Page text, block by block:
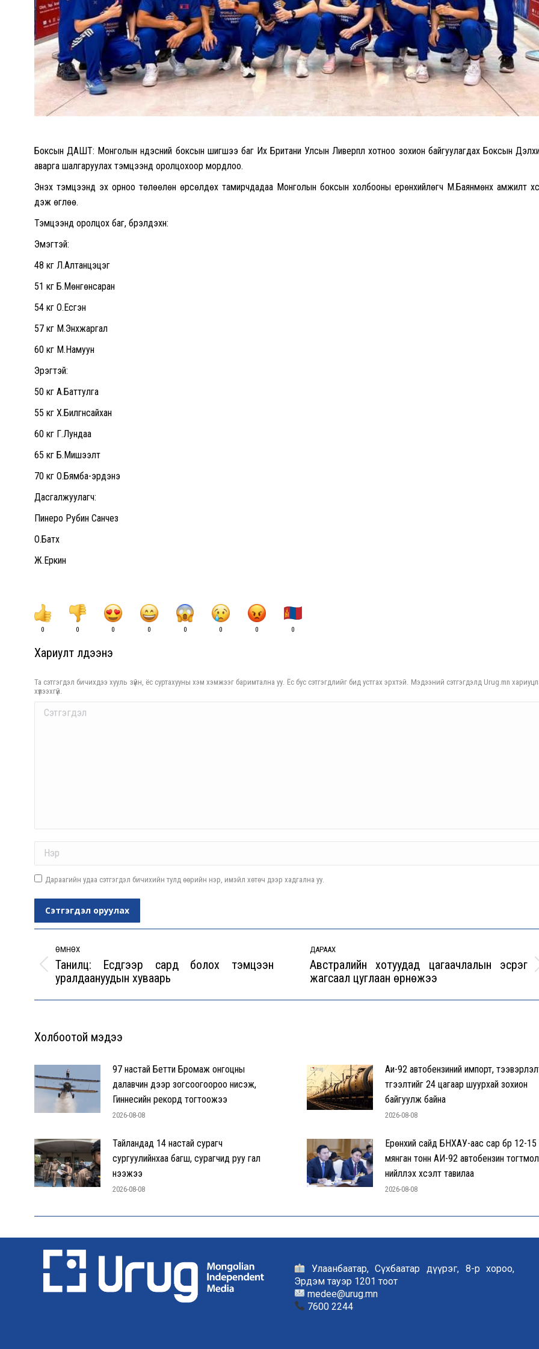
Боксын ДАШТ: Монголын үндэсний боксын шигшээ баг Их Британи Улсын Ливерпүүл хотноо зохион байгуулагдах Боксын
аварга шалгаруулах тэмцээнд оролцохоор мордлоо.
Энэхүү тэмцээнд эх орноо төлөөлөн өрсөлдөх тамирчдадаа Монголын боксын холбооны ерөнхийлөгч М.Баянмөнх амжилт
үдэж өглөө.
Тэмцээнд оролцох баг, бүрэлдэхүүн:
Эмэгтэй:
48 кг Л.Алтанцэцэг
51 кг Б.Мөнгөнсаран
54 кг О.Есүгэн
57 кг М.Энхжаргал
60 кг М.Намуун
Эрэгтэй:
50 кг А.Баттулга
55 кг Х.Билгүүнсайхан
60 кг Г.Лундаа
65 кг Б.Мишээлт
70 кг О.Бямба-эрдэнэ
Дасгалжуулагч:
Пинеро Рубин Санчез
О.Батхүү
Ж.Еркин
0 0 0 0 0 0 0 0
Хариулт үлдээнэ үү
Та сэтгэгдэл бичихдээ хууль зүйн, ёс суртахууны хэм хэмжээг баримтална уу. Ёс бус сэтгэгдлийг бид устгах эрхтэй. Мэдээний сэтгэгдэлд Urug.mn
хүлээхгүй.
Comment
Дараагийн удаа сэтгэгдэл бичихийн тулд өөрийн нэр, имэйл хөтөч дээр хадгална уу.
Сэтгэгдэл оруулах
navigation
ӨМНӨХ
Previous
post:
Танилц: Есдүгээр сард болох тэмцээн
уралдаануудын хуваарь
ДАРААХ
Next
Австралийн хотуудад цагаачлалын эсрэг
жагсаал цуглаан өрнөжээ
Холбоотой мэдээ
97 настай Бетти Бромаж онгоцны
далавчин дээр зогсоогоороо нисэж,
Гиннесийн рекорд тогтоожээ
2026-08-08
Аи-92 автобензиний импорт,
түгээлтийг 24 цагаар шуурхай зохион
байгуулж байна
2026-08-08
Тайландад 14 настай сурагч
сургуулийнхаа багш, сурагчид руу гал
нээжээ
2026-08-08
Ерөнхий сайд БНХАУ-аас сар бүр 12-15
мянган тонн АИ-92 автобензин тогтмол
нийлүүлэх хүсэлт тавилаа
2026-08-08
Улаанбаатар, Сүхбаатар дүүрэг, 8-р хороо,
Эрдэм тауэр 1201 тоот
medee@urug.mn
7600 2244